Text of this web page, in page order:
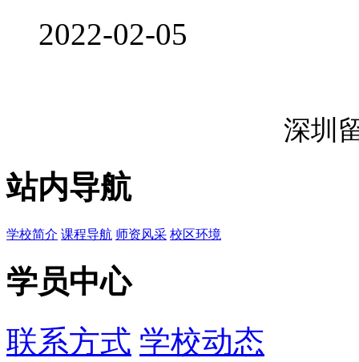
2022-02-05
深圳
站内导航
学校简介 课程导航 师资风采 校区环境
学员中心
联系方式 学校动态